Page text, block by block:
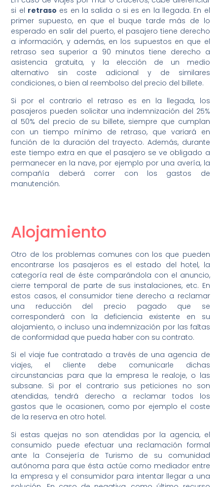
si el retraso es en la salida o si es en la llegada. En el
primer supuesto, en que el buque tarde más de lo
esperado en salir del puerto, el pasajero tiene derecho
a información, y además, en los supuestos en que el
retraso sea superior a 90 minutos tiene derecho a
asistencia gratuita, y la elección de un medio
alternativo sin coste adicional y de similares
condiciones, o bien al reembolso del precio del billete.
Si por el contrario el retraso es en la llegada, los
pasajeros pueden solicitar una indemnización del 25%
al 50% del precio de su billete, siempre que cumplan
con un tiempo mínimo de retraso, que variará en
función de la duración del trayecto. Además, durante
este tiempo extra en que el pasajero se ve obligado a
permanecer en la nave, por ejemplo por una avería, la
compañía deberá correr con los gastos de
manutención.
Alojamiento
Otro de los problemas comunes con los que pueden
encontrarse los pasajeros es el estado del hotel, la
categoría real de éste comparándola con el anuncio,
cierre temporal de parte de sus instalaciones, etc. En
estos casos, el consumidor tiene derecho a reclamar
una reducción del precio pagado que se
corresponderá con la deficiencia existente en su
alojamiento, o incluso una indemnización por las faltas
de conformidad que pueda haber con su contrato.
Si el viaje fue contratado a través de una agencia de
viajes, el cliente debe comunicarle dichas
circunstancias para que la empresa le realoje, o las
subsane. Si por el contrario sus peticiones no son
atendidas, tendrá derecho a reclamar todos los
gastos que le ocasionen, como por ejemplo el coste
de la reserva en otro hotel.
Si estas quejas no son atendidas por la agencia, el
consumido puede efectuar una reclamación formal
ante la Consejería de Turismo de su comunidad
autónoma para que ésta actúe como mediador entre
la empresa y el consumidor para intentar llegar a una